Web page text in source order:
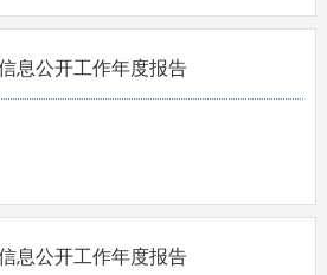
息公开工作年度报告
息公开工作年度报告